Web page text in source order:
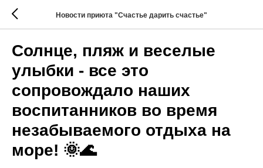
Новости приюта "Счастье дарить счастье"
Солнце, пляж и веселые
улыбки - все это
сопровождало наших
воспитанников во время
незабываемого отдыха на
море! 🌞🌊